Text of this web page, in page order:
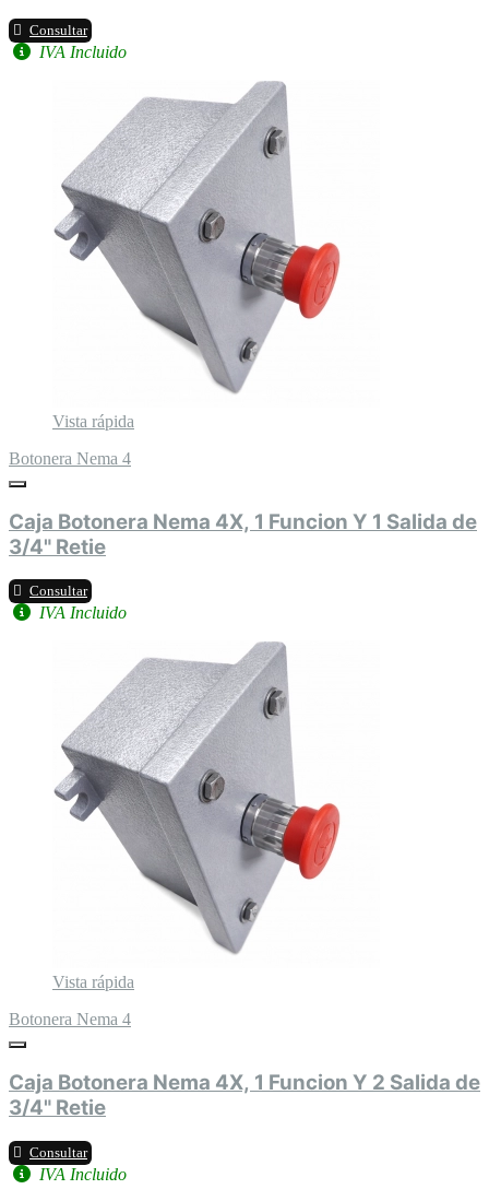
Consultar
IVA Incluido
Vista rápida
Botonera Nema 4
Caja Botonera Nema 4X, 1 Funcion Y 1 Salida de
3/4" Retie
Consultar
IVA Incluido
Vista rápida
Botonera Nema 4
Caja Botonera Nema 4X, 1 Funcion Y 2 Salida de
3/4" Retie
Consultar
IVA Incluido